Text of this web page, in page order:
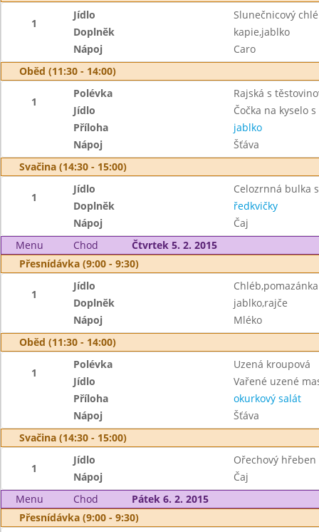
1
Jídlo
Slunečnicový
Doplněk
kapie,jablko
Nápoj
Caro
Oběd (11:30 - 14:00)
1
Polévka
Rajská s
Jídlo
Čočka na kyselo
Příloha
jablko
Nápoj
Šťáva
Svačina (14:30 - 15:00)
1
Jídlo
Celozrnná bulka
Doplněk
ředkvičky
Nápoj
Čaj
Menu
Chod
Čtvrtek 5. 2. 2015
Přesnídávka (9:00 - 9:30)
1
Jídlo
Doplněk
jablko,rajče
Nápoj
Mléko
Oběd (11:30 - 14:00)
1
Polévka
Uzená kroupová
Jídlo
Vařené uzené
Příloha
okurkový salát
Nápoj
Šťáva
Svačina (14:30 - 15:00)
1
Jídlo
Ořechový hřeben
Nápoj
Čaj
Menu
Chod
Pátek 6. 2. 2015
Přesnídávka (9:00 - 9:30)